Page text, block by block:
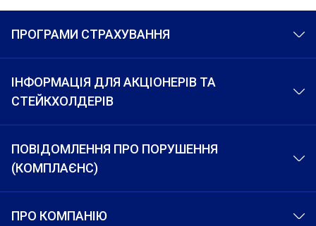
ПРОГРАМИ СТРАХУВАННЯ
ІНФОРМАЦІЯ ДЛЯ АКЦІОНЕРІВ ТА
СТЕЙКХОЛДЕРІВ
ПОВІДОМЛЕННЯ ПРО ПОРУШЕННЯ
(КОМПЛАЄНС)
ПРО КОМПАНІЮ